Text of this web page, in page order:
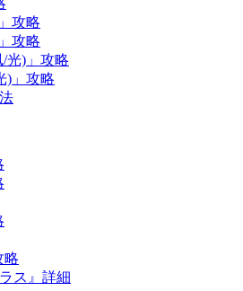
攻略
攻略
/光)」攻略
)」攻略
略
ス』詳細